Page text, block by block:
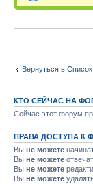
Вернуться в
КТО СЕЙЧАС НА
Сейчас этот форум
ПРАВА ДОСТУПА К
Вы не можете
Вы не можете
Вы не можете
Вы не можете